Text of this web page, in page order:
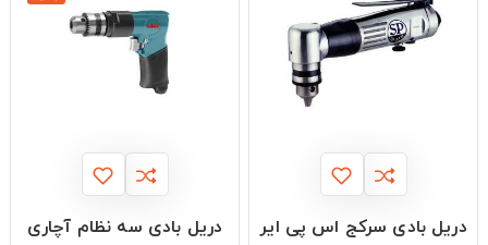
دریل بادی سرکج اس پی ایر
دریل بادی سه نظام آچاری